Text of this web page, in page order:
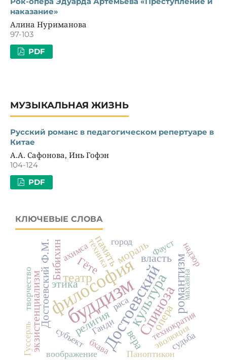
наказание»
Алина Нуриманова
97-103
PDF
МУЗЫКАЛЬНАЯ ЖИЗНЬ
Русский романс в педагогическом репертуаре в
Китае
А.А. Сафонова, Инь Гофэн
104-124
PDF
КЛЮЧЕВЫЕ СЛОВА
буддизм
философия
Достоевский
культура
Спиноза
театр романтизм
этика
Гётепамять
Достоевский Ф.М. религия
Бибихин моральвласть
вера
экзистенциализм опера
субъект
махаяна
технократия
эволюция
раса
творчество
бхава
техникагород Фауст надзор
Паноптикон
Ганди
воображение
ахимса
Гуссерль судьба